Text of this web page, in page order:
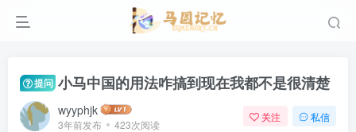
提问 小马中国的用法咋搞到现在我都不是很清楚
wyyphjk
3年前发布 423次阅读
关注 私信